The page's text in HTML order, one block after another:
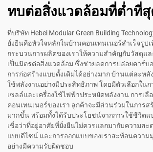
ทบต่อสิ่งแวดล้อมที่ต่ำที่
ที่บริษัท Hebei Modular Green Building
ยั่งยืนคือหัวใจหลักในบ้านคอนเทนเนอร์สำเร็จรูปเ
กระบวนการผลิตของเราให้ความสำคัญกับวัสดุแ
เป็นมิตรต่อสิ่งแวดล้อม ซึ่งช่วยลดการปล่อยคาร์บ
การก่อสร้างแบบดั้งเดิมได้อย่างมาก บ้านแต่ละหลั
ใช้พลังงานอย่างมีประสิทธิภาพ โดยมีตัวเลือกใน
เซลล์และเครื่องใช้ไฟฟ้าประหยัดพลังงาน การเลื
คอนเทนเนอร์ของเรา ลูกค้าจะมีส่วนร่วมในการส
มากขึ้น พร้อมทั้งได้รับประโยชน์จากการใช้ชีวิตแ
เชื่อว่าที่อยู่อาศัยที่ยั่งยืนไม่ควรแลกมากับความสะ
แบบดีไซน์ และการออกแบบของเราสะท้อนความ
อย่างมีความรับผิดชอบ